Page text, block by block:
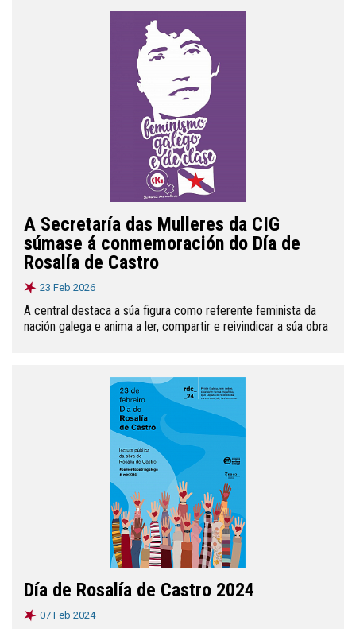
A Secretaría das Mulleres da CIG
súmase á conmemoración do Día de
Rosalía de Castro
23 Feb 2026
A central destaca a súa figura como referente feminista da
nación galega e anima a ler, compartir e reivindicar a súa obra
Día de Rosalía de Castro 2024
07 Feb 2024